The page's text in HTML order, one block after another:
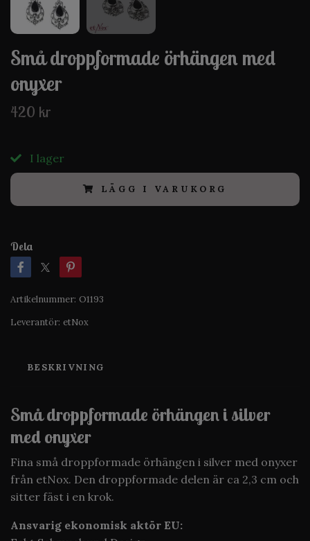
Små droppformade örhängen med
onyxer
420 kr
I lager
LÄGG I VARUKORG
Dela
Artikelnummer: O1193
Leverantör: etNox
BESKRIVNING
Små droppformade örhängen i silver
med onyxer
Fina små droppformade örhängen i silver med onyxer
från etNox. Den droppformade delen är ca 2,3 cm och
sitter fäst i en krok.
Ansvarig ekonomisk aktör EU: